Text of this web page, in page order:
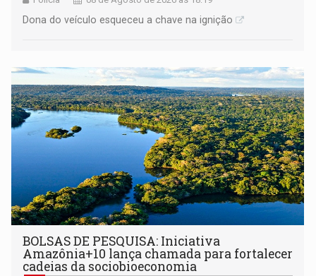
Dona do veículo esqueceu a chave na ignição
BOLSAS DE PESQUISA: Iniciativa
Amazônia+10 lança chamada para fortalecer
cadeias da sociobioeconomia